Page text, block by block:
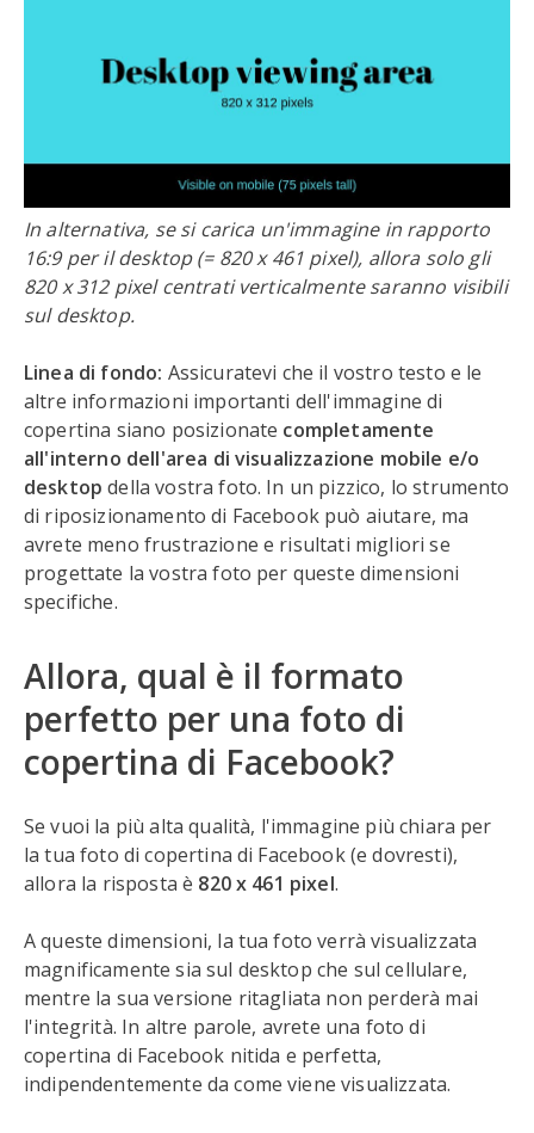
In alternativa, se si carica un'immagine in rapporto
16:9 per il desktop (= 820 x 461 pixel), allora solo gli
820 x 312 pixel centrati verticalmente saranno visibili
sul desktop.
Linea di fondo: Assicuratevi che il vostro testo e le
altre informazioni importanti dell'immagine di
copertina siano posizionate completamente
all'interno dell'area di visualizzazione mobile e/o
desktopdella vostra foto. In un pizzico, lo strumento
di riposizionamento di Facebook può aiutare, ma
avrete meno frustrazione e risultati migliori se
progettate la vostra foto per queste dimensioni
specifiche.
Allora, qual è il formato
perfetto per una foto di
copertina di Facebook?
Se vuoi la più alta qualità, l'immagine più chiara per
la tua foto di copertina di Facebook (e dovresti),
allora la risposta è 820 x 461 pixel.
A queste dimensioni, la tua foto verrà visualizzata
magnificamente sia sul desktop che sul cellulare,
mentre la sua versione ritagliata non perderà mai
l'integrità. In altre parole, avrete una foto di
copertina di Facebook nitida e perfetta,
indipendentemente da come viene visualizzata.